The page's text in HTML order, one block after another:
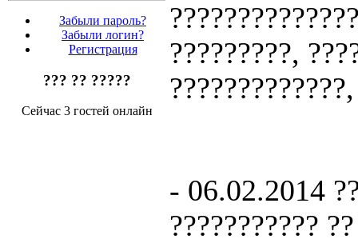
Забыли пароль?
Забыли логин?
Регистрация
??? ?? ?????
Сейчас 3 гостей онлайн
?????????,
- 06.02.2014
???????????